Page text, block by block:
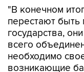
"В конечном
перестают быть
государства,
всего
необходимо
возникающие